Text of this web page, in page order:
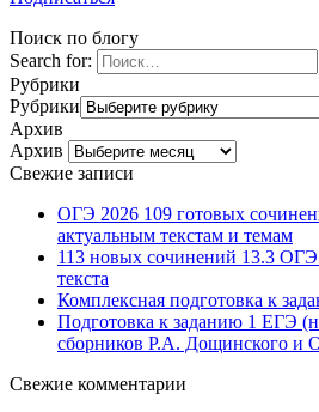
Поиск по блогу
Search for:
Рубрики
Рубрики
Архив
Архив
Свежие записи
ОГЭ 2026 109 готовых
актуальным текстам и темам
113 новых сочинений 13.3
текста
Комплексная подготовка к
Подготовка к заданию 1 ЕГЭ
сборников Р.А. Дощинского
Свежие комментарии